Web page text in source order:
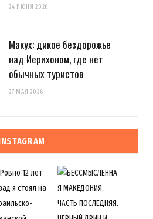
24 ИЮНЯ 2026
Макух: дикое бездорожье
над Иерихоном, где нет
обычных туристов
27 МАЯ 2026